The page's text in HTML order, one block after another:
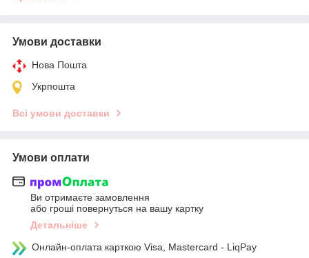
Умови доставки
Нова Пошта
Укрпошта
Всі умови доставки
Умови оплати
Ви отримаєте замовлення
або гроші повернуться на вашу картку
Детальніше
Онлайн-оплата карткою Visa, Mastercard - LiqPay